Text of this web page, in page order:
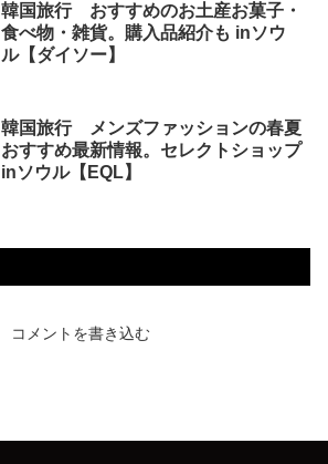
韓国旅行 おすすめのお土産お菓子・
食べ物・雑貨。購入品紹介も inソウ
ル【ダイソー】
韓国旅行 メンズファッションの春夏
おすすめ最新情報。セレクトショップ
inソウル【EQL】
コメントを書き込む